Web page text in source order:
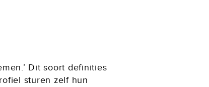
Dit soort definities
sturen zelf hun